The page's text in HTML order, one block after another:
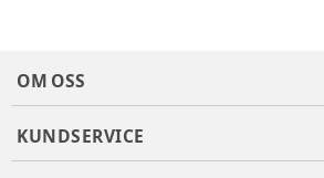
OM OSS
KUNDSERVICE